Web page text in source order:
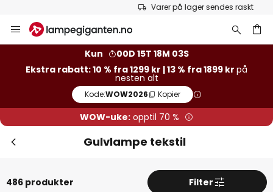
Varer på lager sendes raskt
Hopp
til
Kun
00D 15T 18M 03S
Ekstra rabatt: 10 % fra 1299 kr | 13 % fra 1899 kr på
nesten alt
Kode:WOW2026 Kopier
WOW-uke: opptil 70 %
Gulvlampe tekstil
486 produkter Filter
Ekstra rabatt
13 % rabattfra 1899 kr
10 % rabattfra 1299 kr
på nesten alt*
Kode:WOW2026 Kopier
*Unntatte produsenter